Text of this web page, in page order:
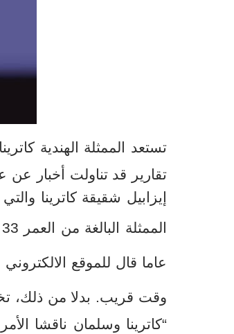
تستعد الممثلة الهندية
تقارير قد تناولت أخبار عن
إيزابيل شقيقة كاترينا
الممثلة البالغة من العمر 33 في الهند في كثير من الأحيان.
عاما قال للموقع
وقت قريب. بدلا من ذلك،
“كاترينا وسلمان ناقشا